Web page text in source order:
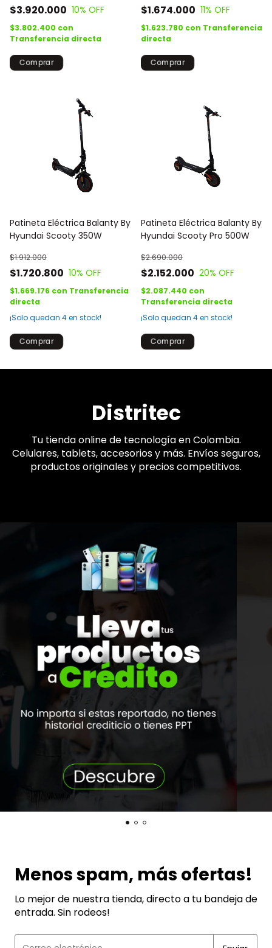
$3.920.000 10% OFF
$3.802.400 con
Transferencia directa
$1.674.000 11% OFF
$1.623.780 con Transferencia
directa
Patineta Eléctrica Balanty By
Hyundai Scooty 350W
$1.720.800
$1.912.000
10% OFF
$1.669.176 con Transferencia
directa
¡Solo quedan 4en stock!
Patineta Eléctrica Balanty By
Hyundai Scooty Pro 500W
$2.152.000
$2.690.000
20% OFF
$2.087.440 con
Transferencia directa
¡Solo quedan 4en stock!
Distritec
Tu tienda online de tecnología en Colombia.
Celulares, tablets, accesorios y más. Envíos seguros,
productos originales y precios competitivos.
Menos spam, más ofertas!
Lo mejor de nuestra tienda, directo a tu bandeja de
entrada. Sin rodeos!